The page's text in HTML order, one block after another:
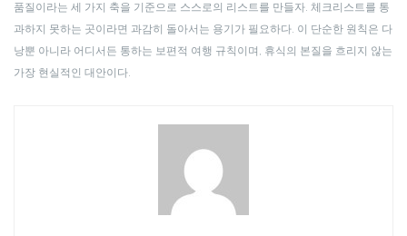
품질이라는 세 가지 축을 기준으로 스스로의 리스트를 만들자. 체크리스트를 통
과하지 못하는 곳이라면 과감히 돌아서는 용기가 필요하다. 이 단순한 원칙은 다
낭뿐 아니라 어디서든 통하는 보편적 여행 규칙이며, 휴식의 본질을 흐리지 않는
가장 현실적인 대안이다.